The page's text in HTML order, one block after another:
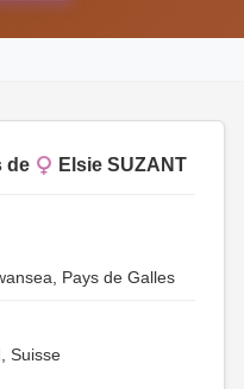
de Elsie SUZANT
Pays de Galles
Suisse